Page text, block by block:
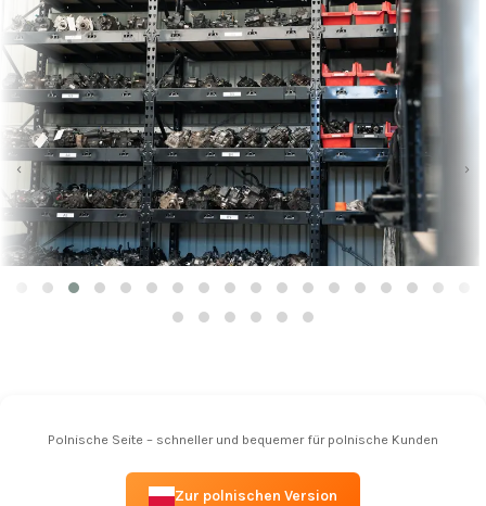
‹ ›
Polnische Seite – schneller und bequemer für polnische Kunden
Zur polnischen Version